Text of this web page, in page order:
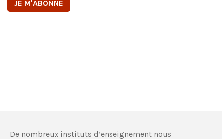
De nombreux instituts d’enseignement nous